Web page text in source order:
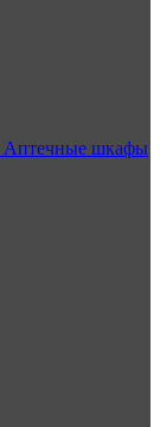
Аптечные шкафы